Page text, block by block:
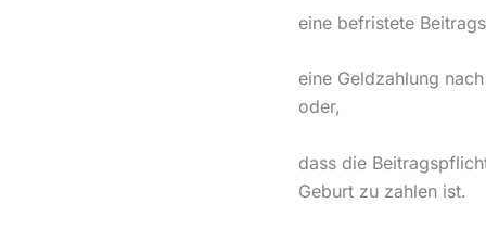
eine befristete
eine Geldzahlung
oder,
dass die
Geburt zu zahlen ist.